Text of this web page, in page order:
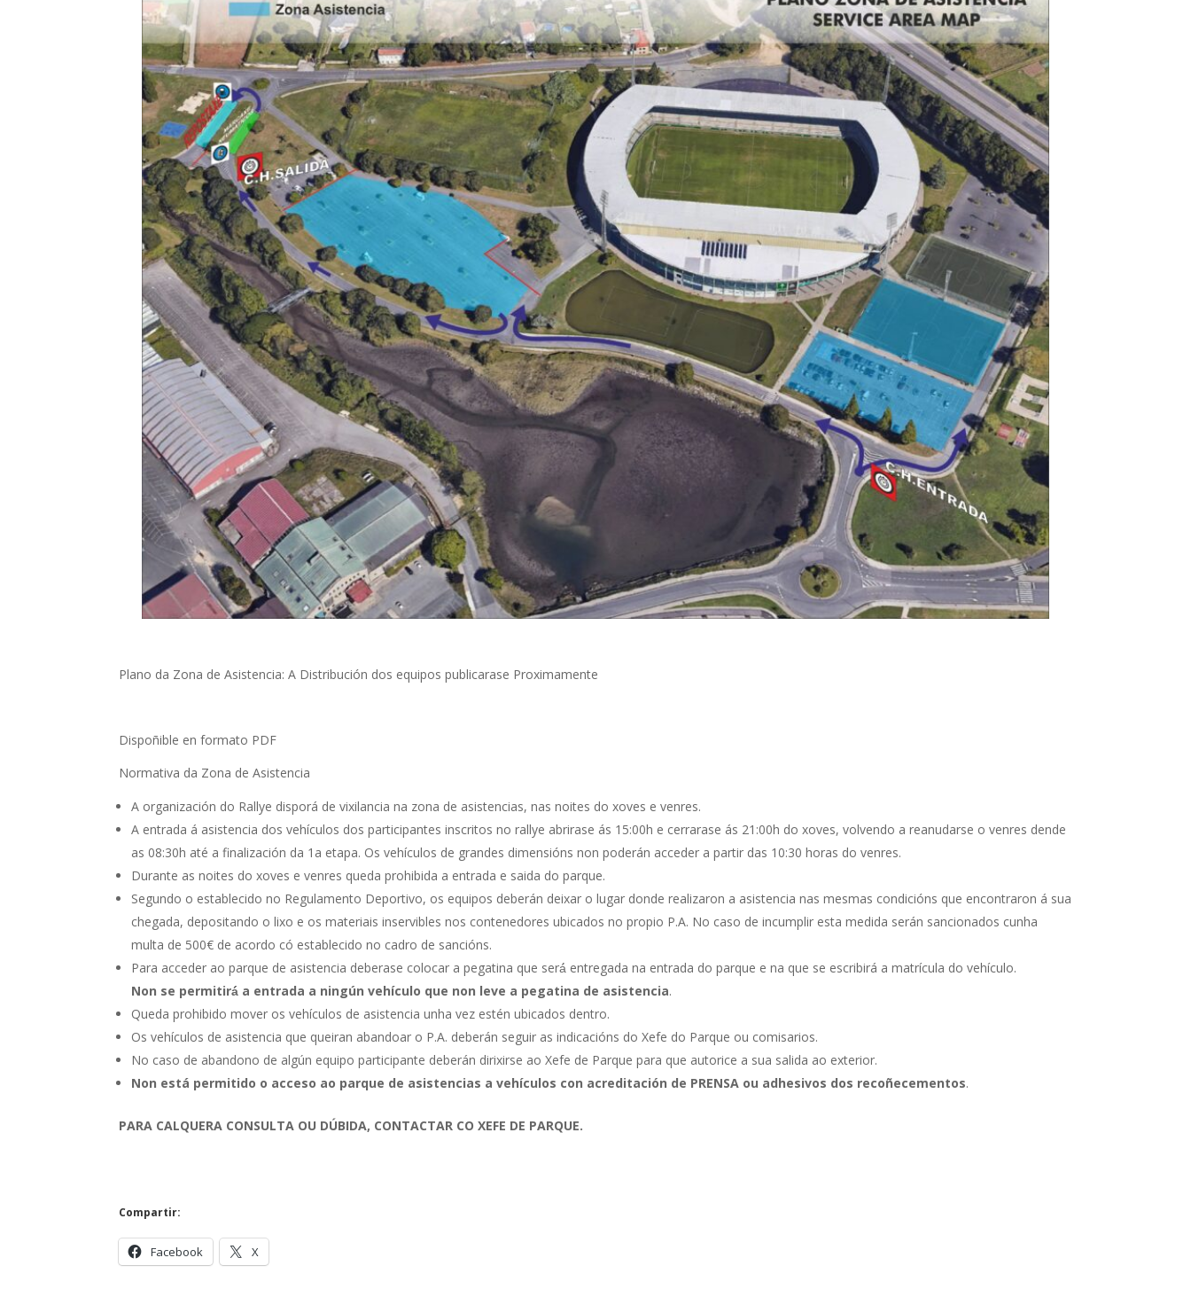
Plano da Zona de Asistencia: A Distribución dos equipos publicarase Proximamente
Dispoñible en formato PDF
Normativa da Zona de Asistencia
A organización do Rallye disporá de vixilancia na zona de asistencias, nas noites do xoves e venres.
A entrada á asistencia dos vehículos dos participantes inscritos no rallye abrirase ás 15:00h e cerrarase ás 21:00h do xoves, volvendo a reanudarse o venres dende
as 08:30h até a finalización da 1a etapa. Os vehículos de grandes dimensións non poderán acceder a partir das 10:30 horas do venres.
Durante as noites do xoves e venres queda prohibida a entrada e saida do parque.
Segundo o establecido no Regulamento Deportivo, os equipos deberán deixar o lugar donde realizaron a asistencia nas mesmas condicións que encontraron á sua
chegada, depositando o lixo e os materiais inservibles nos contenedores ubicados no propio P.A. No caso de incumplir esta medida serán sancionados cunha
multa de 500€ de acordo có establecido no cadro de sancións.
Para acceder ao parque de asistencia deberase colocar a pegatina que será́ entregada na entrada do parque e na que se escribirá a matrícula do vehículo.
Non se permitirá́ a entrada a ningún vehículo que non leve a pegatina de asistencia.
Queda prohibido mover os vehículos de asistencia unha vez estén ubicados dentro.
Os vehículos de asistencia que queiran abandoar o P.A. deberán seguir as indicacións do Xefe do Parque ou comisarios.
No caso de abandono de algún equipo participante deberán dirixirse ao Xefe de Parque para que autorice a sua salida ao exterior.
Non está permitido o acceso ao parque de asistencias a vehículos con acreditación de PRENSA ou adhesivos dos recoñecementos.
PARA CALQUERA CONSULTA OU DÚBIDA, CONTACTAR CO XEFE DE PARQUE.
Compartir:
Facebook X